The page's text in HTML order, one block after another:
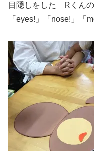
目隠しをした Rくん
「eyes!」「nose!」「